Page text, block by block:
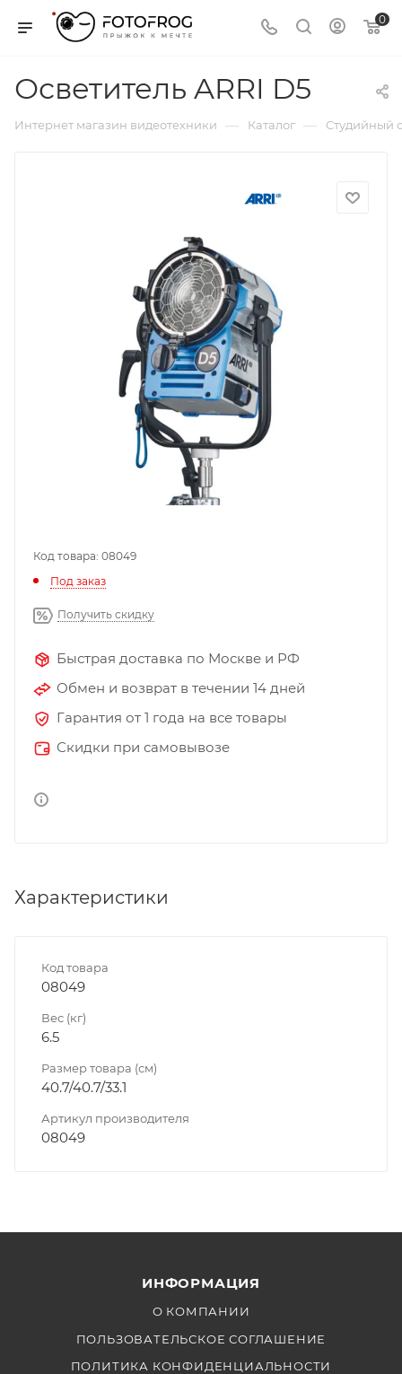
0
Осветитель ARRI D5
Интернет магазин видеотехники — Каталог — Студийный
Код товара: 08049
Под заказ
Получить скидку
Быстрая доставка по Москве и РФ
Обмен и возврат в течении 14 дней
Гарантия от 1 года на все товары
Скидки при самовывозе
Характеристики
Код товара
08049
Вес (кг)
6.5
Размер товара (см)
40.7/40.7/33.1
Артикул производителя
08049
ИНФОРМАЦИЯ
О КОМПАНИИ
ПОЛЬЗОВАТЕЛЬСКОЕ СОГЛАШЕНИЕ
ПОЛИТИКА КОНФИДЕНЦИАЛЬНОСТИ